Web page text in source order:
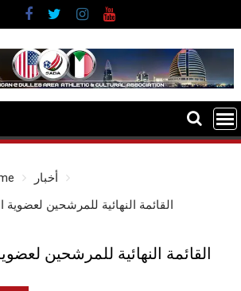
أخبار
القائمة النهائية للمرشحين لعضوية
القائمة النهائية للمرشحين